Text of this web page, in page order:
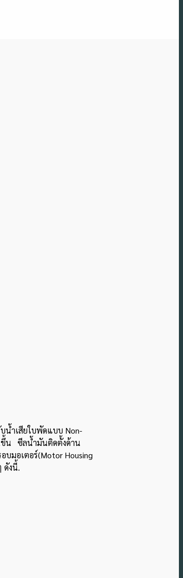
น้ำเสียใบพัดแบบ Non-
ขึ้น ซีลน้ํามันติดตั้งด้าน
มอเตอร์(Motor Housing
ดังนี้.